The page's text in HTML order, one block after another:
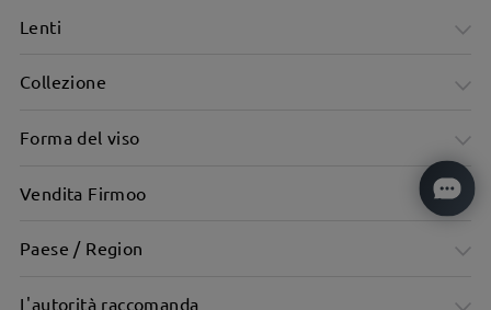
Lenti
Collezione
Forma del viso
Vendita Firmoo
Paese / Region
L'autorità raccomanda